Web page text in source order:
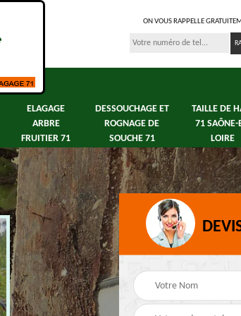
ON VOUS RAPPELLE
ELAGAGE
ARBRE
FRUITIER 71
DESSOUCHAGE ET
ROGNAGE DE
SOUCHE 71
TAILLE DE
71 SAÔNE-
LOIRE
Abattage d'arbres 71
Saône-et-Loire